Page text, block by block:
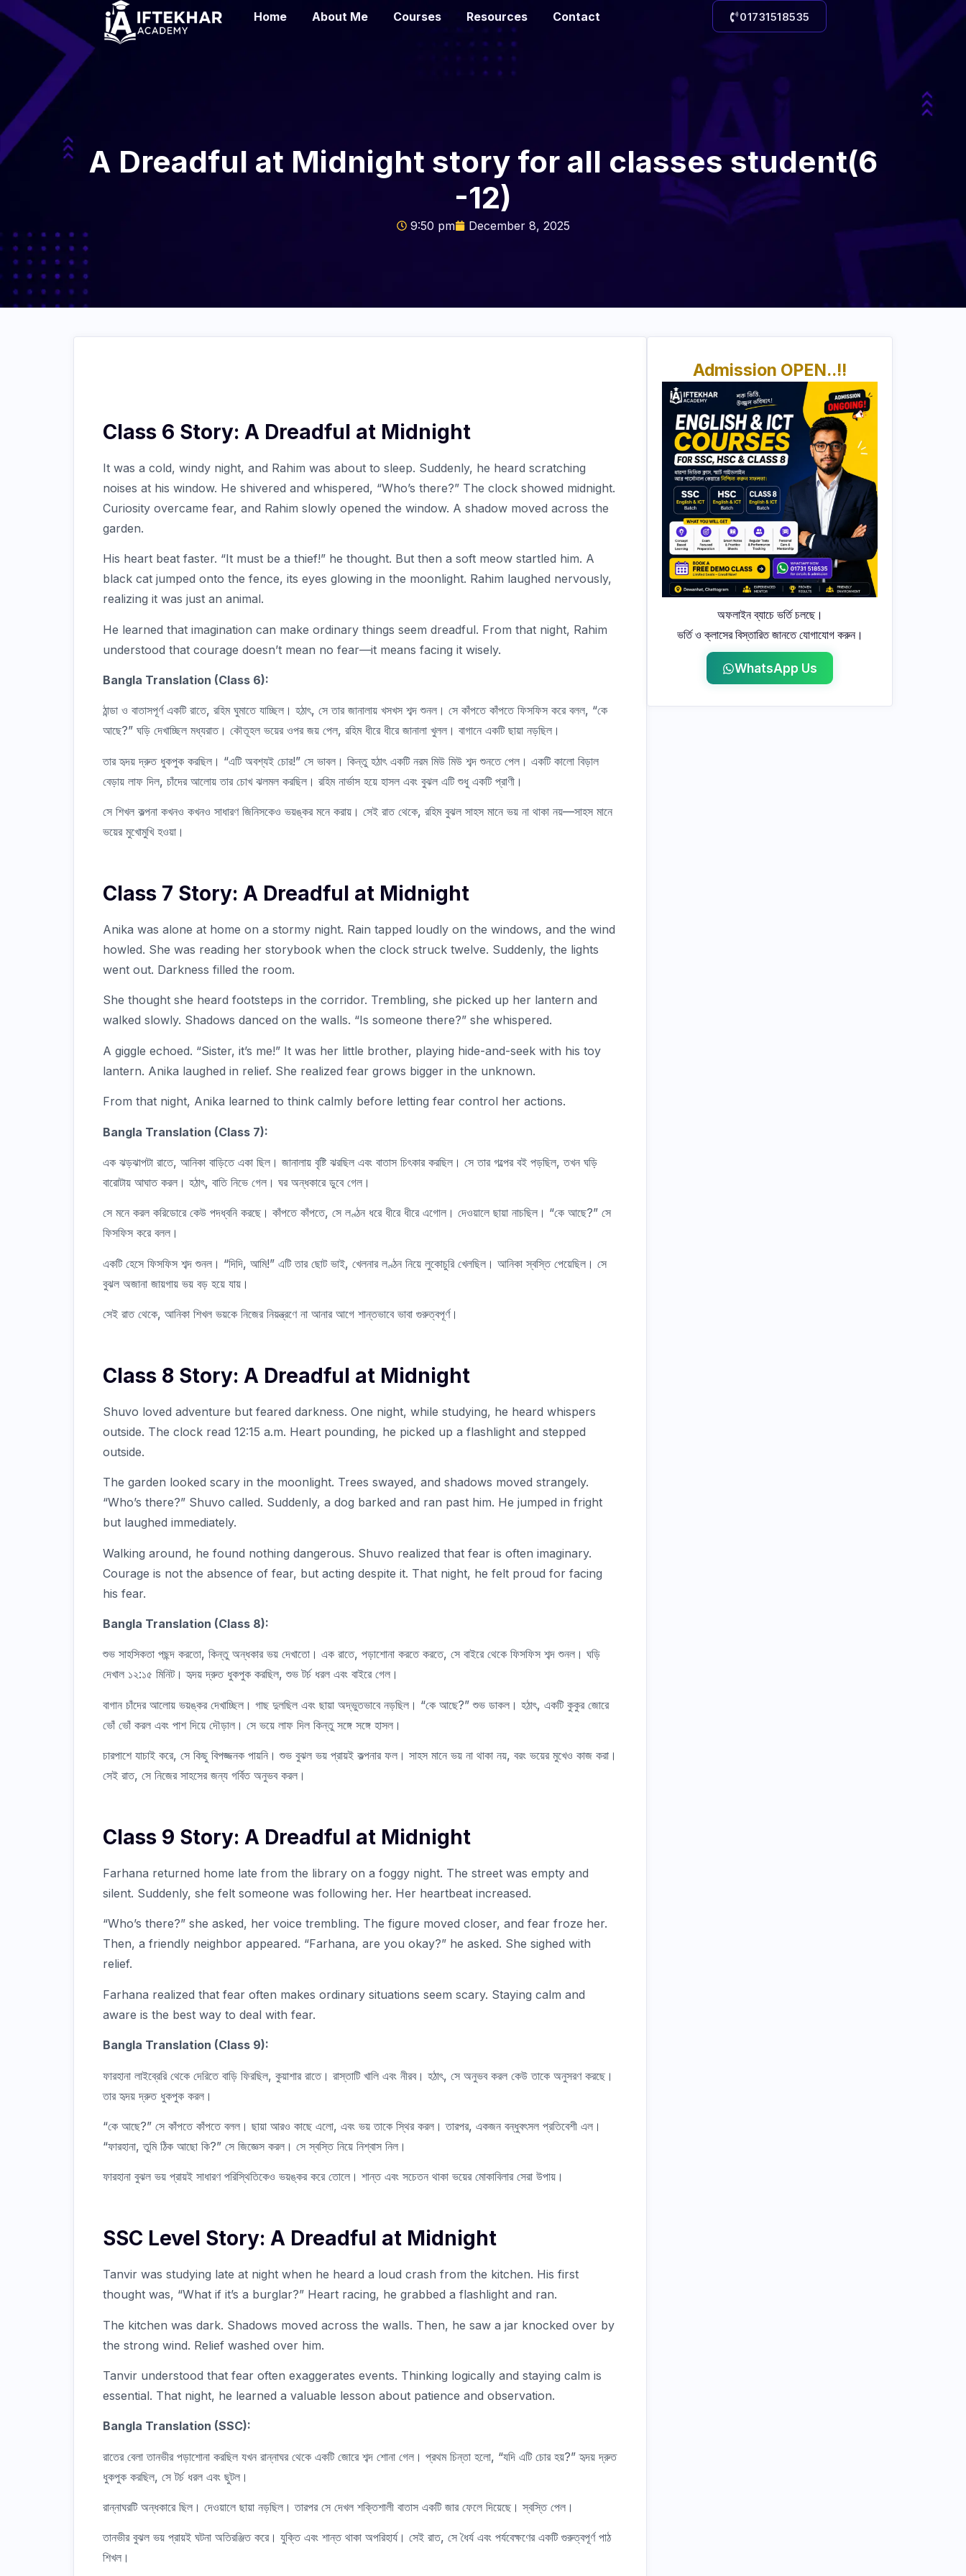
Home About Me Courses Resources Contact 01731518535
A Dreadful at Midnight story for all classes student(6
-12)
9:50 pm December 8, 2025
Class 6 Story: A Dreadful at Midnight
It was a cold, windy night, and Rahim was about to sleep. Suddenly, he heard scratching
noises at his window. He shivered and whispered, “Who’s there?” The clock showed midnight.
Curiosity overcame fear, and Rahim slowly opened the window. A shadow moved across the
garden.
His heart beat faster. “It must be a thief!” he thought. But then a soft meow startled him. A
black cat jumped onto the fence, its eyes glowing in the moonlight. Rahim laughed nervously,
realizing it was just an animal.
He learned that imagination can make ordinary things seem dreadful. From that night, Rahim
understood that courage doesn’t mean no fear—it means facing it wisely.
Bangla Translation (Class 6):
ঠান্ডা ও বাতাসপূর্ণ একটি রাতে, রহিম ঘুমাতে যাচ্ছিল। হঠাৎ, সে তার জানালায় খসখস শব্দ শুনল। সে কাঁপতে কাঁপতে ফিসফিস করে বলল, “কে
আছে?” ঘড়ি দেখাচ্ছিল মধ্যরাত। কৌতূহল ভয়ের ওপর জয় পেল, রহিম ধীরে ধীরে জানালা খুলল। বাগানে একটি ছায়া নড়ছিল।
তার হৃদয় দ্রুত ধুকপুক করছিল। “এটি অবশ্যই চোর!” সে ভাবল। কিন্তু হঠাৎ একটি নরম মিউ মিউ শব্দ শুনতে পেল। একটি কালো বিড়াল
বেড়ায় লাফ দিল, চাঁদের আলোয় তার চোখ ঝলমল করছিল। রহিম নার্ভাস হয়ে হাসল এবং বুঝল এটি শুধু একটি প্রাণী।
সে শিখল কল্পনা কখনও কখনও সাধারণ জিনিসকেও ভয়ঙ্কর মনে করায়। সেই রাত থেকে, রহিম বুঝল সাহস মানে ভয় না থাকা নয়—সাহস মানে
ভয়ের মুখোমুখি হওয়া।
Class 7 Story: A Dreadful at Midnight
Anika was alone at home on a stormy night. Rain tapped loudly on the windows, and the wind
howled. She was reading her storybook when the clock struck twelve. Suddenly, the lights
went out. Darkness filled the room.
She thought she heard footsteps in the corridor. Trembling, she picked up her lantern and
walked slowly. Shadows danced on the walls. “Is someone there?” she whispered.
A giggle echoed. “Sister, it’s me!” It was her little brother, playing hide-and-seek with his toy
lantern. Anika laughed in relief. She realized fear grows bigger in the unknown.
From that night, Anika learned to think calmly before letting fear control her actions.
Bangla Translation (Class 7):
এক ঝড়ঝাপটা রাতে, আনিকা বাড়িতে একা ছিল। জানালায় বৃষ্টি ঝরছিল এবং বাতাস চিৎকার করছিল। সে তার গল্পের বই পড়ছিল, তখন ঘড়ি
বারোটায় আঘাত করল। হঠাৎ, বাতি নিভে গেল। ঘর অন্ধকারে ডুবে গেল।
সে মনে করল করিডোরে কেউ পদধ্বনি করছে। কাঁপতে কাঁপতে, সে লণ্ঠন ধরে ধীরে ধীরে এগোল। দেওয়ালে ছায়া নাচছিল। “কে আছে?” সে
ফিসফিস করে বলল।
একটি হেসে ফিসফিস শব্দ শুনল। “দিদি, আমি!” এটি তার ছোট ভাই, খেলনার লণ্ঠন নিয়ে লুকোচুরি খেলছিল। আনিকা স্বস্তি পেয়েছিল। সে
বুঝল অজানা জায়গায় ভয় বড় হয়ে যায়।
সেই রাত থেকে, আনিকা শিখল ভয়কে নিজের নিয়ন্ত্রণে না আনার আগে শান্তভাবে ভাবা গুরুত্বপূর্ণ।
Class 8 Story: A Dreadful at Midnight
Shuvo loved adventure but feared darkness. One night, while studying, he heard whispers
outside. The clock read 12:15 a.m. Heart pounding, he picked up a flashlight and stepped
outside.
The garden looked scary in the moonlight. Trees swayed, and shadows moved strangely.
“Who’s there?” Shuvo called. Suddenly, a dog barked and ran past him. He jumped in fright
but laughed immediately.
Walking around, he found nothing dangerous. Shuvo realized that fear is often imaginary.
Courage is not the absence of fear, but acting despite it. That night, he felt proud for facing
his fear.
Bangla Translation (Class 8):
শুভ সাহসিকতা পছন্দ করতো, কিন্তু অন্ধকার ভয় দেখাতো। এক রাতে, পড়াশোনা করতে করতে, সে বাইরে থেকে ফিসফিস শব্দ শুনল। ঘড়ি
দেখাল ১২:১৫ মিনিট। হৃদয় দ্রুত ধুকপুক করছিল, শুভ টর্চ ধরল এবং বাইরে গেল।
বাগান চাঁদের আলোয় ভয়ঙ্কর দেখাচ্ছিল। গাছ দুলছিল এবং ছায়া অদ্ভুতভাবে নড়ছিল। “কে আছে?” শুভ ডাকল। হঠাৎ, একটি কুকুর জোরে
ভোঁ ভোঁ করল এবং পাশ দিয়ে দৌড়াল। সে ভয়ে লাফ দিল কিন্তু সঙ্গে সঙ্গে হাসল।
চারপাশে যাচাই করে, সে কিছু বিপজ্জনক পায়নি। শুভ বুঝল ভয় প্রায়ই কল্পনার ফল। সাহস মানে ভয় না থাকা নয়, বরং ভয়ের মুখেও কাজ করা।
সেই রাত, সে নিজের সাহসের জন্য গর্বিত অনুভব করল।
Class 9 Story: A Dreadful at Midnight
Farhana returned home late from the library on a foggy night. The street was empty and
silent. Suddenly, she felt someone was following her. Her heartbeat increased.
“Who’s there?” she asked, her voice trembling. The figure moved closer, and fear froze her.
Then, a friendly neighbor appeared. “Farhana, are you okay?” he asked. She sighed with
relief.
Farhana realized that fear often makes ordinary situations seem scary. Staying calm and
aware is the best way to deal with fear.
Bangla Translation (Class 9):
ফারহানা লাইব্রেরি থেকে দেরিতে বাড়ি ফিরছিল, কুয়াশার রাতে। রাস্তাটি খালি এবং নীরব। হঠাৎ, সে অনুভব করল কেউ তাকে অনুসরণ করছে।
তার হৃদয় দ্রুত ধুকপুক করল।
“কে আছে?” সে কাঁপতে কাঁপতে বলল। ছায়া আরও কাছে এলো, এবং ভয় তাকে স্থির করল। তারপর, একজন বন্ধুবৎসল প্রতিবেশী এল।
“ফারহানা, তুমি ঠিক আছো কি?” সে জিজ্ঞেস করল। সে স্বস্তি নিয়ে নিশ্বাস নিল।
ফারহানা বুঝল ভয় প্রায়ই সাধারণ পরিস্থিতিকেও ভয়ঙ্কর করে তোলে। শান্ত এবং সচেতন থাকা ভয়ের মোকাবিলার সেরা উপায়।
SSC Level Story: A Dreadful at Midnight
Tanvir was studying late at night when he heard a loud crash from the kitchen. His first
thought was, “What if it’s a burglar?” Heart racing, he grabbed a flashlight and ran.
The kitchen was dark. Shadows moved across the walls. Then, he saw a jar knocked over by
the strong wind. Relief washed over him.
Tanvir understood that fear often exaggerates events. Thinking logically and staying calm is
essential. That night, he learned a valuable lesson about patience and observation.
Bangla Translation (SSC):
রাতের বেলা তানভীর পড়াশোনা করছিল যখন রান্নাঘর থেকে একটি জোরে শব্দ শোনা গেল। প্রথম চিন্তা হলো, “যদি এটি চোর হয়?” হৃদয় দ্রুত
ধুকপুক করছিল, সে টর্চ ধরল এবং ছুটল।
রান্নাঘরটি অন্ধকারে ছিল। দেওয়ালে ছায়া নড়ছিল। তারপর সে দেখল শক্তিশালী বাতাস একটি জার ফেলে দিয়েছে। স্বস্তি পেল।
তানভীর বুঝল ভয় প্রায়ই ঘটনা অতিরঞ্জিত করে। যুক্তি এবং শান্ত থাকা অপরিহার্য। সেই রাত, সে ধৈর্য এবং পর্যবেক্ষণের একটি গুরুত্বপূর্ণ পাঠ
শিখল।
Admission OPEN..!!
অফলাইন ব্যাচে ভর্তি চলছে।
ভর্তি ও ক্লাসের বিস্তারিত জানতে যোগাযোগ করুন।
WhatsApp Us